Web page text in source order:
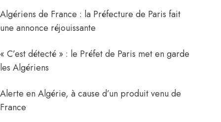
Algériens de France : la Préfecture de Paris fait
une annonce réjouissante
« C’est détecté » : le Préfet de Paris met en garde
les Algériens
Alerte en Algérie, à cause d’un produit venu de
France